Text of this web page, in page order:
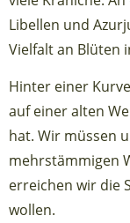
Libellen und
Vielfalt an Blüten
Hinter einer
auf einer alten
hat. Wir müssen
mehrstämmigen
erreichen wir die
wollen.